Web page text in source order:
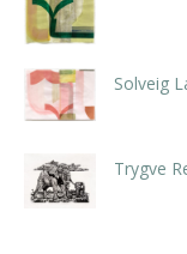
Solveig
Trygve